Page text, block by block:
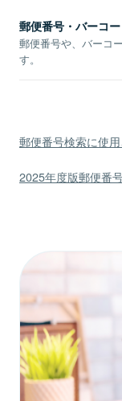
郵便番号・バーコ
郵便番号や、バーコ
す。
郵便番号検索に使
2025年度版郵便番